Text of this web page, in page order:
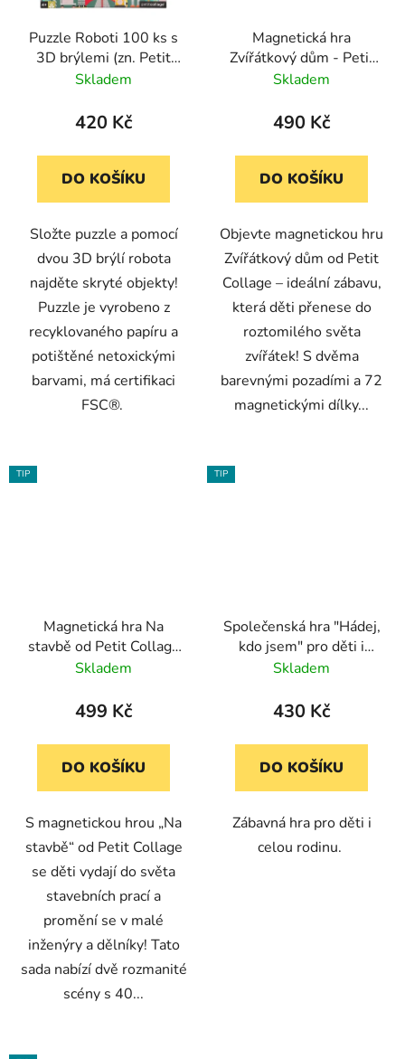
Puzzle Roboti 100 ks s
3D brýlemi (zn. Petit
Collage)
Skladem
420 Kč
DO KOŠÍKU
Složte puzzle a pomocí
dvou 3D brýlí robota
najděte skryté objekty!
Puzzle je vyrobeno z
recyklovaného papíru a
potištěné netoxickými
barvami, má certifikaci
FSC®.
Magnetická hra
Zvířátkový dům - Petit
Collage (2 pozadí, 72
Skladem
490 Kč
DO KOŠÍKU
Objevte magnetickou hru
Zvířátkový dům od Petit
Collage – ideální zábavu,
která děti přenese do
roztomilého světa
zvířátek! S dvěma
barevnými pozadími a 72
magnetickými dílky...
TIP
Magnetická hra Na
stavbě od Petit Collage
(2 scény, 40
Skladem
499 Kč
DO KOŠÍKU
S magnetickou hrou „Na
stavbě“ od Petit Collage
se děti vydají do světa
stavebních prací a
promění se v malé
inženýry a dělníky! Tato
sada nabízí dvě rozmanité
scény s 40...
TIP
Společenská hra "Hádej,
kdo jsem" pro děti i
celou rodinu (Petit
Skladem
430 Kč
DO KOŠÍKU
Zábavná hra pro děti i
celou rodinu.